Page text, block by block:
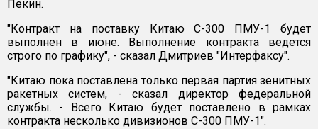
Пекин.
"Контракт на поставку Китаю С-300 ПМУ-1 будет
выполнен в июне. Выполнение контракта ведется
строго по графику", - сказал Дмитриев "Интерфаксу".
"Китаю пока поставлена только первая партия зенитных
ракетных систем, - сказал директор федеральной
службы. - Всего Китаю будет поставлено в рамках
контракта несколько дивизионов С-300 ПМУ-1".